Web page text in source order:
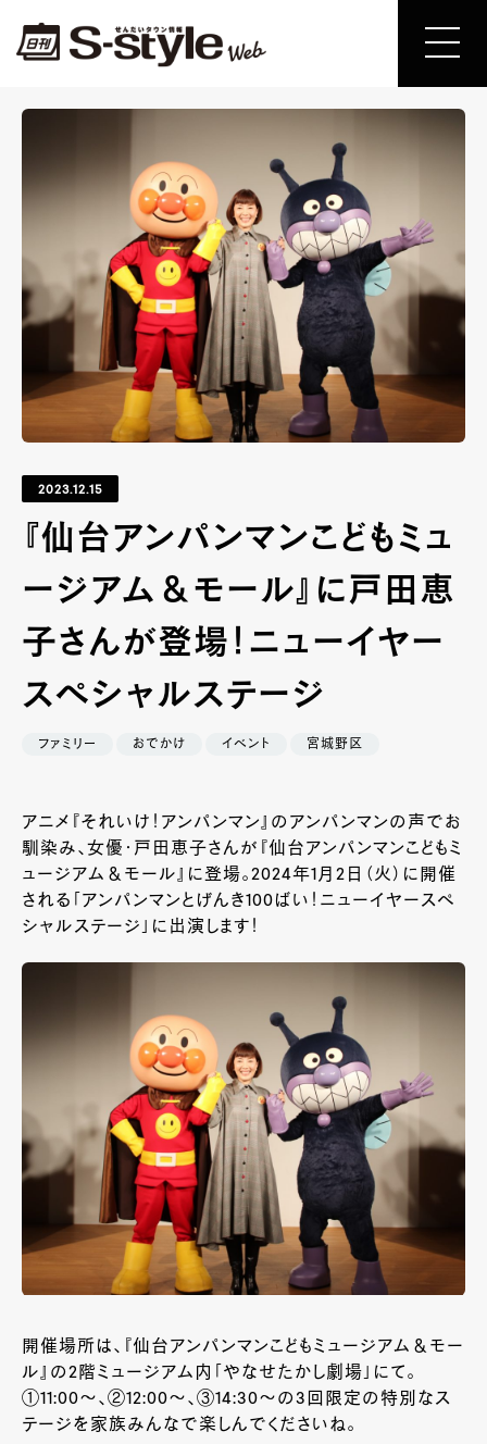
2023.12.15
『仙台アンパンマンこどもミュ
ージアム＆モール』に戸田恵
子さんが登場！ニューイヤー
スペシャルステージ
ファミリー おでかけ イベント 宮城野区
アニメ『それいけ！アンパンマン』のアンパンマンの声でお
馴染み、女優・戸田恵子さんが『仙台アンパンマンこどもミ
ュージアム＆モール』に登場。2024年1月2日（火）に開催
される「アンパンマンとげんき100ばい！ニューイヤースペ
シャルステージ」に出演します！
開催場所は、『仙台アンパンマンこどもミュージアム＆モー
ル』の2階ミュージアム内「やなせたかし劇場」にて。
①11:00～、②12:00～、③14:30～の3回限定の特別なス
テージを家族みんなで楽しんでくださいね。